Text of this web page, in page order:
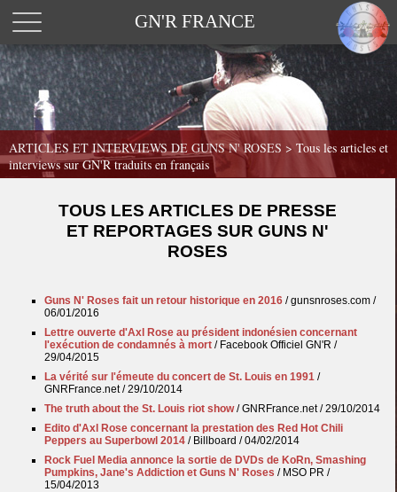
GN'R FRANCE
ARTICLES ET INTERVIEWS DE GUNS N' ROSES > Tous les articles et
interviews sur GN'R traduits en français
TOUS LES ARTICLES DE PRESSE
ET REPORTAGES SUR GUNS N'
ROSES
Guns N' Roses fait un retour historique en 2016 / gunsnroses.com /
06/01/2016
Lettre ouverte d'Axl Rose au président indonésien concernant
l'exécution de condamnés à mort / Facebook Officiel GN'R /
29/04/2015
La vérité sur l'émeute du concert de St. Louis en 1991 /
GNRFrance.net / 29/10/2014
The truth about the St. Louis riot show/ GNRFrance.net / 29/10/2014
Edito d'Axl Rose concernant la prestation des Red Hot Chili
Peppers au Superbowl 2014 / Billboard / 04/02/2014
Rock Fuel Media annonce la sortie de DVDs de KoRn, Smashing
Pumpkins, Jane's Addiction et Guns N' Roses / MSO PR /
15/04/2013